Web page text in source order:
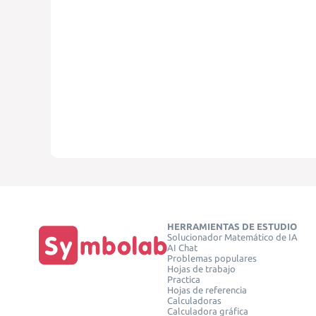
HERRAMIENTAS DE ESTUDIO
Solucionador Matemático de IA
AI Chat
Problemas populares
Hojas de trabajo
Practica
Hojas de referencia
Calculadoras
Calculadora gráfica